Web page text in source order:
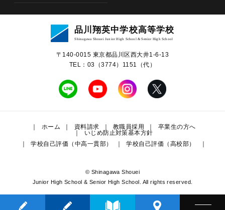
高等学校教育
進路・進学
品川翔英中学校高等学校
Shinagawa Shouei Junior High School & Senior High School
〒140-0015 東京都品川区⻄⼤井1-6-13
TEL：03（3774）1151（代）
ホーム 資料請求 教職員採用
卒業生の方へ
いじめ防止対策基本方針
学校自己評価（中高一貫部）
学校自己評価（高校部）
© Shinagawa Shouei
Junior High School & Senior High School. All rights reserved.